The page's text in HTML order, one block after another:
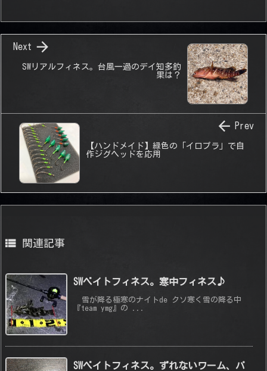
SWリアルフィネス。台風一過のデイ知多釣
果は？

Next
【ハンドメイド】緑色の「イロプラ」で自
作ジグヘッドを応用
 Prev
 関連記事
SWベイトフィネス。寒中フィネス♪
雪が降る極寒のナイトde クソ寒く雪の降る中
『team ymg』の ...
SWベイトフィネス。ずれないワーム、パ